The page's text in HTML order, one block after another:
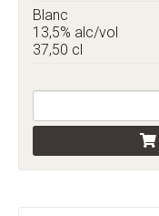
Blanc
13,5% alc/vol
37,50 cl